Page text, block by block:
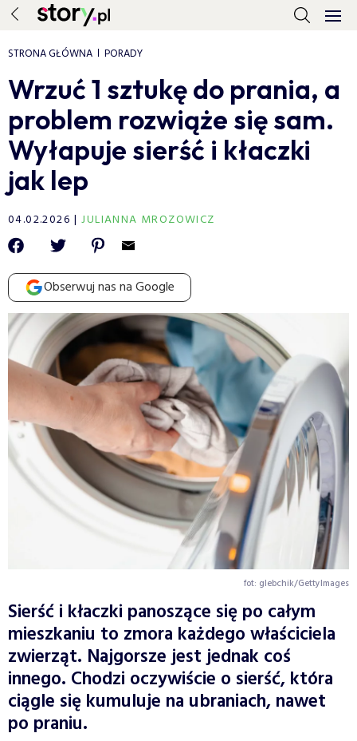
STRONA GŁÓWNA PORADY
Wrzuć 1 sztukę do prania, a
problem rozwiąże się sam.
Wyłapuje sierść i kłaczki
jak lep
04.02.2026 JULIANNA MROZOWICZ
Obserwuj nas na Google
fot: glebchik/GettyImages
Sierść i kłaczki panoszące się po całym
mieszkaniu to zmora każdego właściciela
zwierząt. Najgorsze jest jednak coś
innego. Chodzi oczywiście o sierść, która
ciągle się kumuluje na ubraniach, nawet
po praniu.